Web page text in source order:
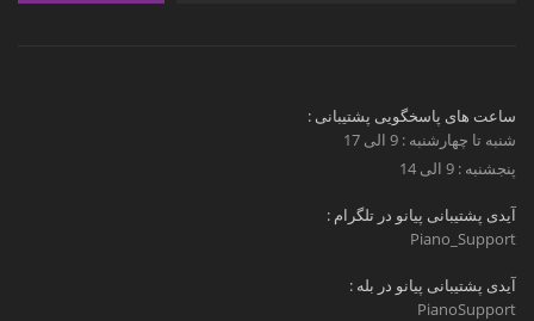
ساعت های پاسخگویی پشتیبانی :
شنبه تا چهارشنبه : 9 الی 17
پنجشنبه : 9 الی 14
آیدی پشتیبانی پیانو در تلگرام :
Piano_Support
آیدی پشتیبانی پیانو در بله :
PianoSupport